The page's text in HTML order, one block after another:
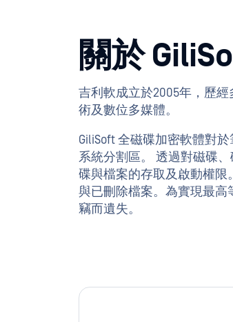
關於
吉利軟成立於2005年，歷
術及數位多媒體。
GiliSoft 全磁碟加密軟體對
系統分割區。 透過對磁碟
碟與檔案的存取及啟動權
與已刪除檔案。為實現最
竊而遺失。